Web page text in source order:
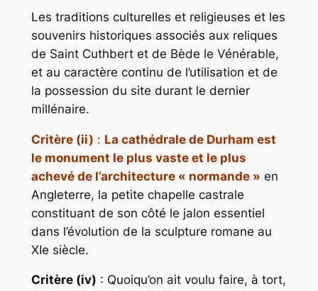
Les traditions culturelles et religieuses et les
souvenirs historiques associés aux reliques
de Saint Cuthbert et de Bède le Vénérable,
et au caractère continu de l’utilisation et de
la possession du site durant le dernier
millénaire.
Critère (ii) : La cathédrale de Durham est
le monument le plus vaste et le plus
achevé de l’architecture « normande » en
Angleterre, la petite chapelle castrale
constituant de son côté le jalon essentiel
dans l’évolution de la sculpture romane au
XIe siècle.
Critère (iv) : Quoiqu’on ait voulu faire, à tort,